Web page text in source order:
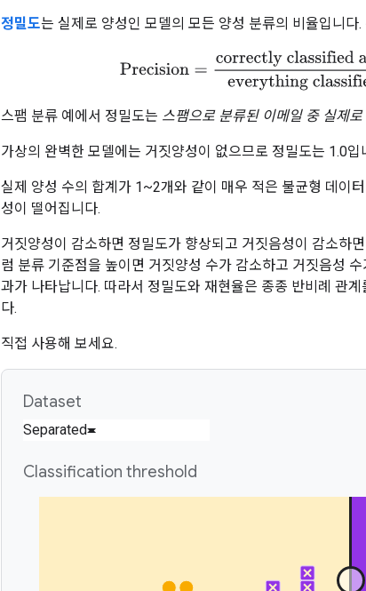
정밀도는 실제로 양성인 모델의 모든 양성 분류의 비율입니다
Precision correctly classified actual
스팸 분류 예에서 정밀도는 스팸으로 분류된 이메일 중 실제
가상의 완벽한 모델에는 거짓양성이 없으므로 정밀도는 1.0입
실제 양성 수의 합계가 1~2개와 같이 매우 적은 불균형 데이
성이 떨어집니다.
거짓양성이 감소하면 정밀도가 향상되고 거짓음성이 감소하
럼 분류 기준점을 높이면 거짓양성 수가 감소하고 거짓음성
과가 나타납니다. 따라서 정밀도와 재현율은 종종 반비례 관
다.
직접 사용해 보세요.